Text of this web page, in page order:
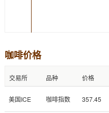
咖啡价格
交易所 品种 价格
美国ICE 咖啡指数 357.45